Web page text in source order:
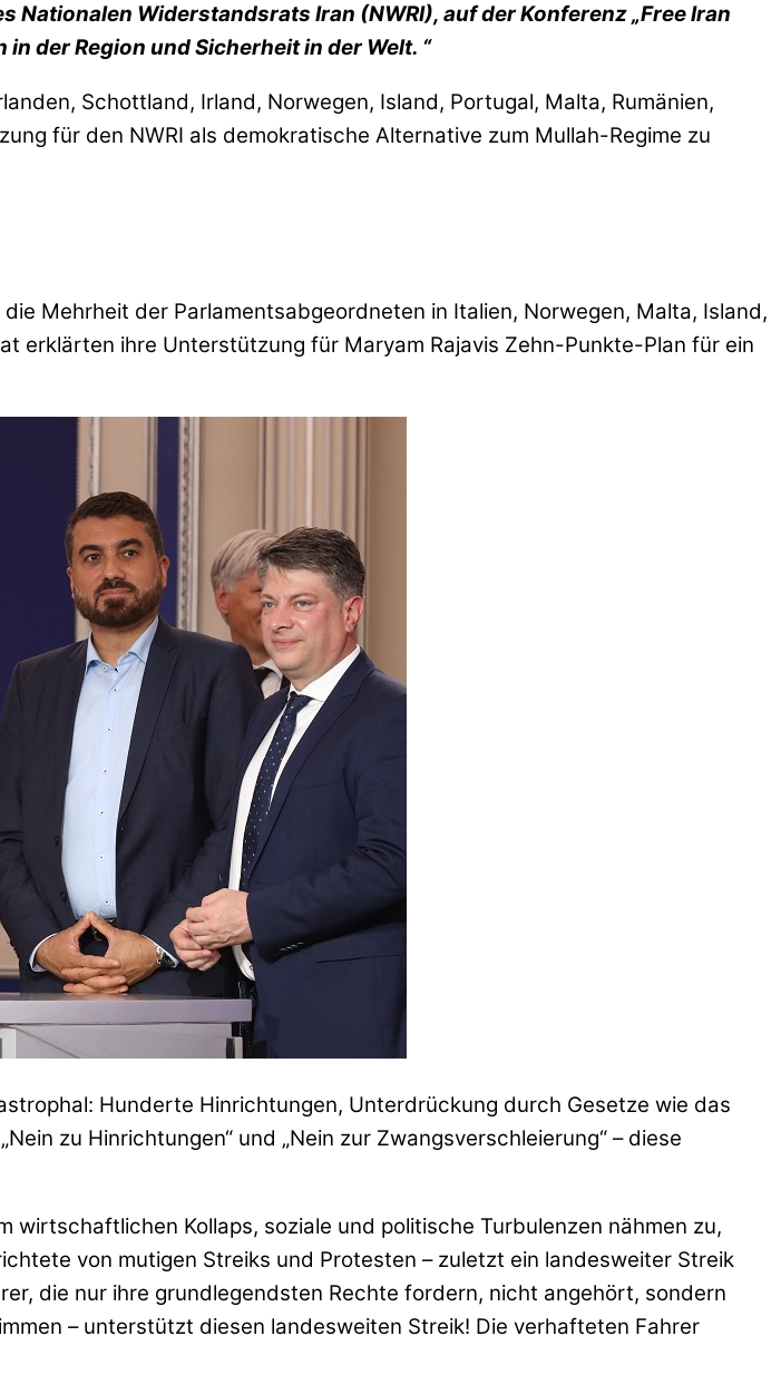
Nationalen Widerstandsrats Iran (NWRI), auf der Konferenz „Free Iran
der Region und Sicherheit in der Welt. “
Schottland, Irland, Norwegen, Island, Portugal, Malta, Rumänien,
für den NWRI als demokratische Alternative zum Mullah-Regime zu
Mehrheit der Parlamentsabgeordneten in Italien, Norwegen, Malta, Island,
erklärten ihre Unterstützung für Maryam Rajavis Zehn-Punkte-Plan für ein
Hunderte Hinrichtungen, Unterdrückung durch Gesetze wie das
zu Hinrichtungen“ und „Nein zur Zwangsverschleierung“ – diese
wirtschaftlichen Kollaps, soziale und politische Turbulenzen nähmen zu,
von mutigen Streiks und Protesten – zuletzt ein landesweiter Streik
die nur ihre grundlegendsten Rechte fordern, nicht angehört, sondern
– unterstützt diesen landesweiten Streik! Die verhafteten Fahrer